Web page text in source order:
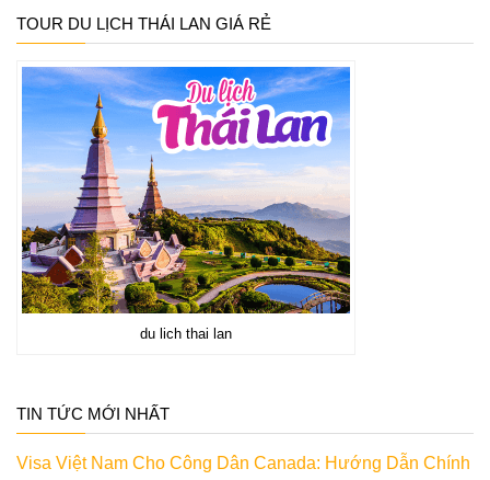
TOUR DU LỊCH THÁI LAN GIÁ RẺ
du lich thai lan
TIN TỨC MỚI NHẤT
Visa Việt Nam Cho Công Dân Canada: Hướng Dẫn Chính